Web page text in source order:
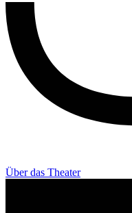
Über das Theater